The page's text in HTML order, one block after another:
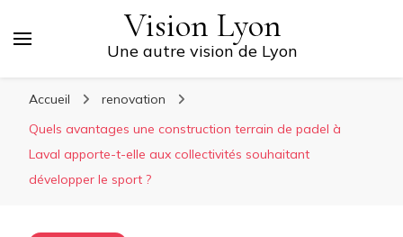
Vision Lyon
Une autre vision de Lyon
Accueil
renovation
Quels avantages une construction terrain de padel à
Laval apporte-t-elle aux collectivités souhaitant
développer le sport ?